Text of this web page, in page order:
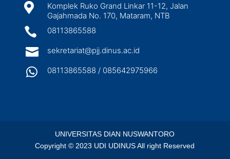

Komplek Ruko Grand Linkar 11-12, Jalan
Gajahmada No. 170, Mataram, NTB
 08113865588
 sekretariat@pjj.dinus.ac.id
 08113865588 / 085642975966
UNIVERSITAS DIAN NUSWANTORO
Copyright © 2023 UDI UDINUS All right Reserved